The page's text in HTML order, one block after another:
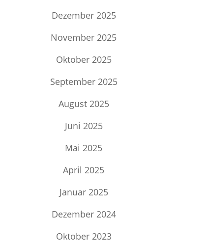
Dezember 2025
November 2025
Oktober 2025
September 2025
August 2025
Juni 2025
Mai 2025
April 2025
Januar 2025
Dezember 2024
Oktober 2023